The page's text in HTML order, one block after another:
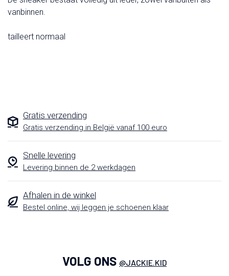
vanbinnen.
tailleert normaal
Gratis verzending
Gratis verzending in België vanaf 100 euro
Snelle levering
Levering binnen de 2 werkdagen
Afhalen in de winkel
Bestel online, wij leggen je schoenen klaar
VOLG ONS @JACKIE.KID